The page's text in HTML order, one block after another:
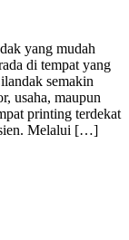
yang mudah
di tempat yang
semakin
usaha, maupun
printing terdekat
Melalui […]